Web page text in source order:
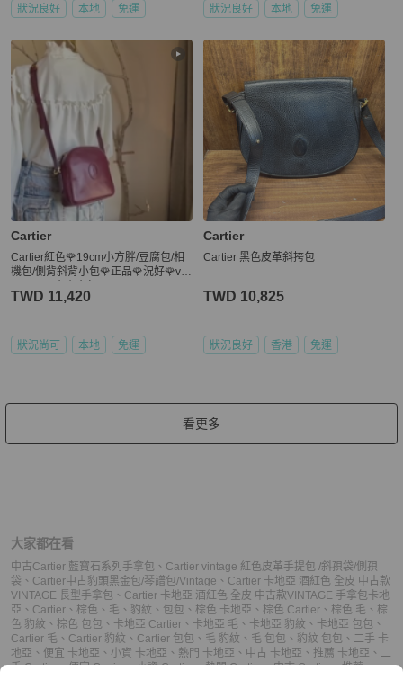
狀況良好 本地 免運 狀況良好 本地 免運
Cartier
Cartier紅色🌹19cm小方胖/豆腐包/相
機包/側背斜背小包🌹正品🌹況好🌹vin
TWD 11,420
狀況尚可 本地 免運
Cartier
Cartier 黑色皮革斜挎包
TWD 10,825
狀況良好 香港 免運
看更多
大家都在看
中古Cartier 藍寶石系列手拿包 、 Cartier vintage 紅色皮革手提包 /斜孭袋/側孭
袋 、 Cartier中古豹頭黑金包/琴譜包/Vintage 、 Cartier 卡地亞 酒紅色 全皮 中古款
VINTAGE 長型手拿包 、 Cartier 卡地亞 酒紅色 全皮 中古款VINTAGE 手拿包 卡地
亞 、 Cartier 、 棕色 、 毛 、 豹紋 、 包包 、 棕色 卡地亞 、 棕色 Cartier 、 棕色 毛 、 棕
色 豹紋 、 棕色 包包 、 卡地亞 Cartier 、 卡地亞 毛 、 卡地亞 豹紋 、 卡地亞 包包 、
Cartier 毛 、 Cartier 豹紋 、 Cartier 包包 、 毛 豹紋 、 毛 包包 、 豹紋 包包 、 二手 卡
地亞 、 便宜 卡地亞 、 小資 卡地亞 、 熱門 卡地亞 、 中古 卡地亞 、 推薦 卡地亞 、 二
手 Cartier、便宜 Cartier、小資 Cartier、熱門 Cartier、中古 Cartier、推薦